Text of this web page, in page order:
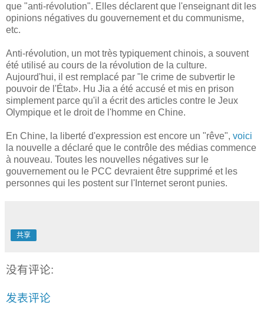
que "anti-révolution". Elles déclarent que l'enseignant dit les
opinions négatives du gouvernement et du communisme,
etc.
Anti-révolution, un mot très typiquement chinois, a souvent
été utilisé au cours de la révolution de la culture.
Aujourd'hui, il est remplacé par "le crime de subvertir le
pouvoir de l'État». Hu Jia a été accusé et mis en prison
simplement parce qu'il a écrit des articles contre le Jeux
Olympique et le droit de l'homme en Chine.
En Chine, la liberté d'expression est encore un "rêve", voici
la nouvelle a déclaré que le contrôle des médias commence
à nouveau. Toutes les nouvelles négatives sur le
gouvernement ou le PCC devraient être supprimé et les
personnes qui les postent sur l'Internet seront punies.
共享
没有评论:
发表评论